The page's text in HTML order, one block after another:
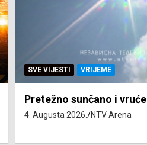
SVE VIJESTI VRIJEME
Pretežno sunčano i vruće
4. Augusta 2026. NTV Arena